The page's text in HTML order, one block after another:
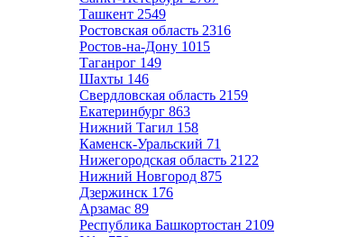
Ташкент 2549
Ростовская область 2316
Ростов-на-Дону 1015
Таганрог 149
Шахты 146
Свердловская область 2159
Екатеринбург 863
Нижний Тагил 158
Каменск-Уральский 71
Нижегородская область 2122
Нижний Новгород 875
Дзержинск 176
Арзамас 89
Республика Башкортостан 2109